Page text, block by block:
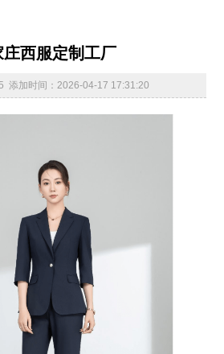
庄西服定制工厂
添加时间：2026-04-17 17:31:20